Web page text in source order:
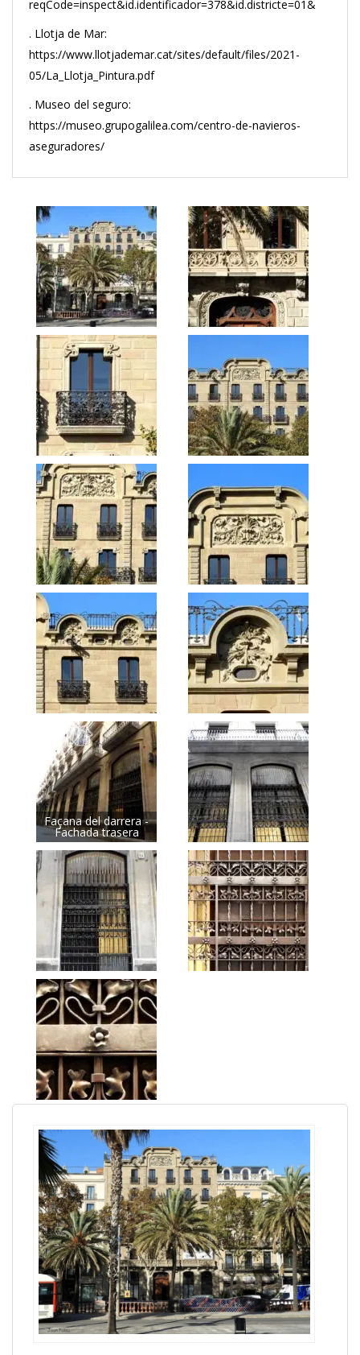
reqCode=inspect&id.identificador=378&id.districte=01&
. Llotja de Mar:
https://www.llotjademar.cat/sites/default/files/2021-
05/La_Llotja_Pintura.pdf
. Museo del seguro:
https://museo.grupogalilea.com/centro-de-navieros-
aseguradores/
Façana del darrera -
Fachada trasera